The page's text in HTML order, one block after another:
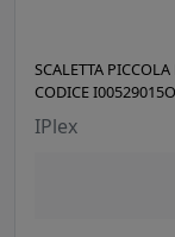
SCALETTA
CODICE
IPlex